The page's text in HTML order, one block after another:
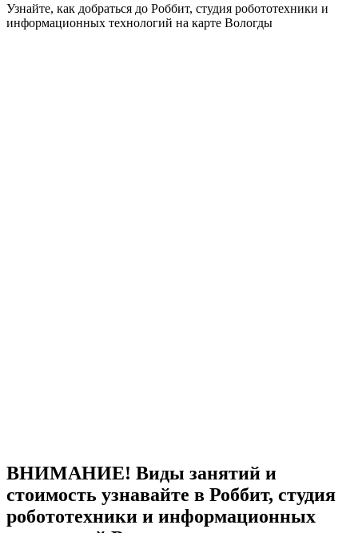
Узнайте, как добраться до Роббит, студия робототехники и
информационных технологий на карте Вологды
ВНИМАНИЕ! Виды занятий и
стоимость узнавайте в Роббит, студия
робототехники и информационных